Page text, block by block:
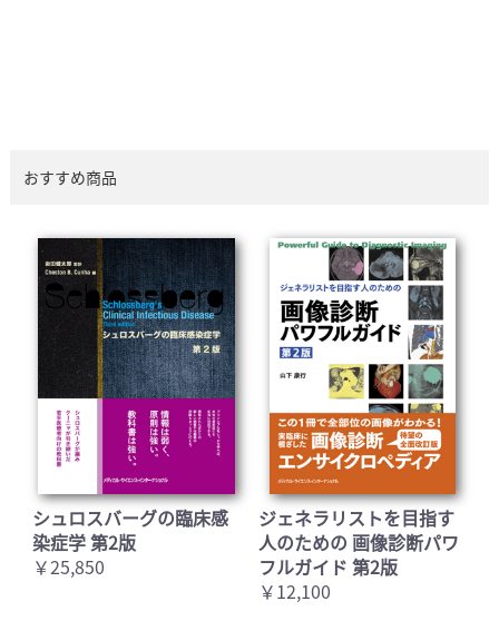
おすすめ商品
シュロスバーグの臨床感
染症学 第2版
￥25,850
ジェネラリストを目指す
人のための 画像診断パワ
フルガイド 第2版
￥12,100